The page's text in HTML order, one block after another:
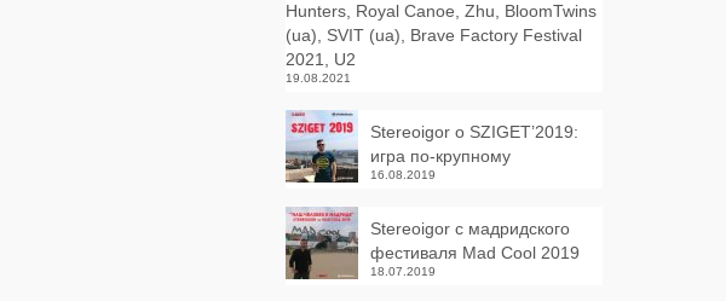
Hunters, Royal Canoe, Zhu, BloomTwins
(ua), SVIT (ua), Brave Factory Festival
2021, U2
19.08.2021
Stereoigor о SZIGET’2019:
игра по-крупному
16.08.2019
Stereoigor с мадридского
фестиваля Mad Cool 2019
18.07.2019